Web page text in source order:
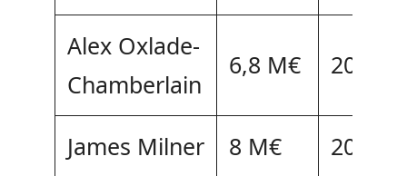
Alex Oxlade-
Chamberlain
6,8 M€ 2023
James Milner 8 M€
2022